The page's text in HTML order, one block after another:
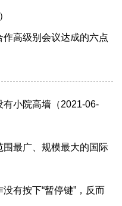
作高级别会议达成的六点
有小院高墙（2021-06-
围最广、规模最大的国际
有按下“暂停键”，反而